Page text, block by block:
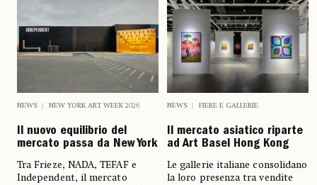
NEWS NEW YORK ART WEEK 2026
Il nuovo equilibrio del
mercato passa da New York
Tra Frieze, NADA, TEFAF e
Independent, il mercato
NEWS FIERE E GALLERIE
Il mercato asiatico riparte
ad Art Basel Hong Kong
Le gallerie italiane consolidano
la loro presenza tra vendite